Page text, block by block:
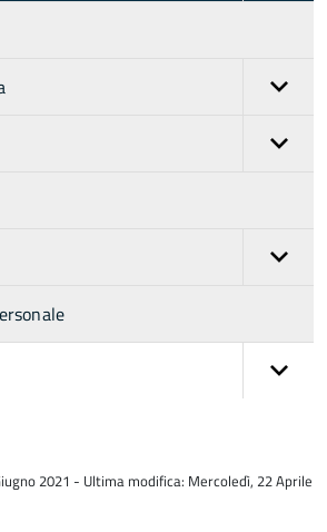
2021 - Ultima modifica: Mercoledì, 22 Aprile